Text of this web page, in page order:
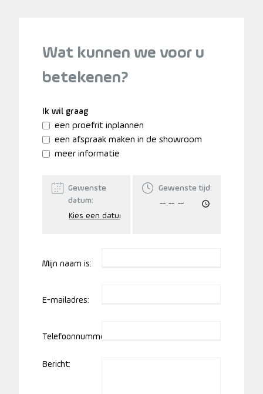
Wat kunnen we voor u
betekenen?
Ik wil graag
een proefrit inplannen
een afspraak maken in de showroom
meer informatie
Gewenste
datum:
Gewenste tijd:
Mijn naam is:
E-mailadres:
Telefoonnummer:
Bericht: